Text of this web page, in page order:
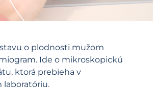
o plodnosti mužom
Ide o mikroskopickú
ktorá prebieha v
laboratóriu.